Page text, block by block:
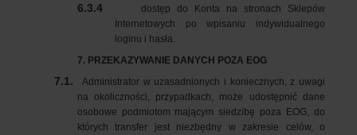
6.3.4
dostęp do Konta na stronach Sklepów
Internetowych po wpisaniu indywidualnego
loginu i hasła.
7. PRZEKAZYWANIE DANYCH POZA EOG
7.1.
Administrator w uzasadnionych i koniecznych, z uwagi
na okoliczności, przypadkach, może udostępnić dane
osobowe podmiotom mającym siedzibę poza EOG, do
których transfer jest niezbędny w zakresie celów, o